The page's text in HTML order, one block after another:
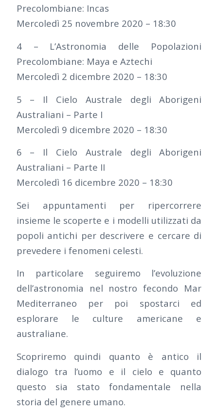
Precolombiane: Incas
Mercoledì 25 novembre 2020 – 18:30
4 – L’Astronomia delle Popolazioni
Precolombiane: Maya e Aztechi
Mercoledì 2 dicembre 2020 – 18:30
5 – Il Cielo Australe degli Aborigeni
Australiani – Parte I
Mercoledì 9 dicembre 2020 – 18:30
6 – Il Cielo Australe degli Aborigeni
Australiani – Parte II
Mercoledì 16 dicembre 2020 – 18:30
Sei appuntamenti per ripercorrere
insieme le scoperte e i modelli utilizzati da
popoli antichi per descrivere e cercare di
prevedere i fenomeni celesti.
In particolare seguiremo l’evoluzione
dell’astronomia nel nostro fecondo Mar
Mediterraneo per poi spostarci ed
esplorare le culture americane e
australiane.
Scopriremo quindi quanto è antico il
dialogo tra l’uomo e il cielo e quanto
questo sia stato fondamentale nella
storia del genere umano.